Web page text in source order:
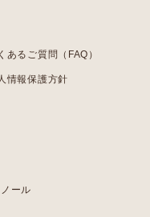
あるご質問（FAQ）
情報保護方針
ール